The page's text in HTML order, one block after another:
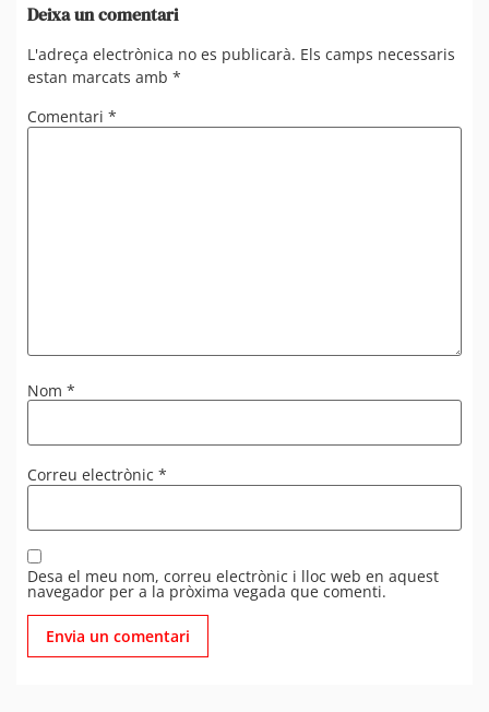
Deixa un comentari
L'adreça electrònica no es publicarà. Els camps necessaris
estan marcats amb *
Comentari *
Nom *
Correu electrònic *
Desa el meu nom, correu electrònic i lloc web en aquest
navegador per a la pròxima vegada que comenti.